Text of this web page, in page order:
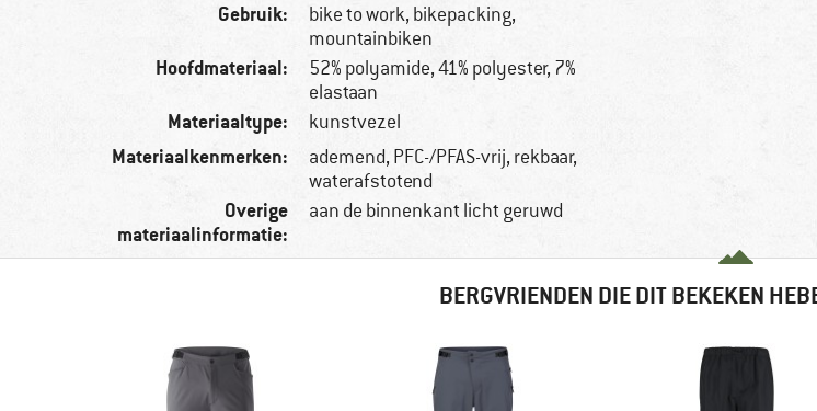
Gebruik:
bike to work, bikepacking,
mountainbiken
Hoofdmateriaal:
52% polyamide, 41% polyester, 7%
elastaan
Materiaaltype: kunstvezel
Materiaalkenmerken:
ademend, PFC-/PFAS-vrij, rekbaar,
waterafstotend
Overige
materiaalinformatie:
aan de binnenkant licht geruwd
BERGVRIENDEN DIE DIT BEKEKEN